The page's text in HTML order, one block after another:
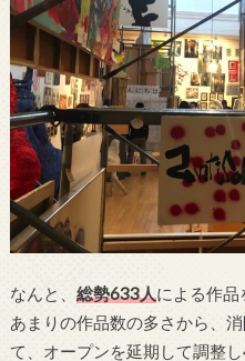
なんと、 総勢633人による作品
あまりの作品数の多さから、
て、オープンを延期して調整